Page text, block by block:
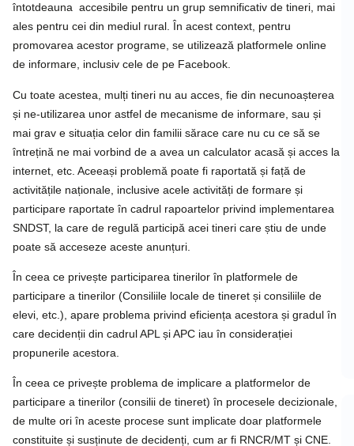
întotdeauna accesibile pentru un grup semnificativ de tineri, mai
ales pentru cei din mediul rural. În acest context, pentru
promovarea acestor programe, se utilizează platformele online
de informare, inclusiv cele de pe Facebook.
Cu toate acestea, mulți tineri nu au acces, fie din necunoașterea
și ne-utilizarea unor astfel de mecanisme de informare, sau și
mai grav e situația celor din familii sărace care nu cu ce să se
întrețină ne mai vorbind de a avea un calculator acasă și acces la
internet, etc. Aceeași problemă poate fi raportată și față de
activitățile naționale, inclusive acele activități de formare și
participare raportate în cadrul rapoartelor privind implementarea
SNDST, la care de regulă participă acei tineri care știu de unde
poate să acceseze aceste anunțuri.
În ceea ce privește participarea tinerilor în platformele de
participare a tinerilor (Consiliile locale de tineret și consiliile de
elevi, etc.), apare problema privind eficiența acestora și gradul în
care decidenții din cadrul APL și APC iau în considerației
propunerile acestora.
În ceea ce privește problema de implicare a platformelor de
participare a tinerilor (consilii de tineret) în procesele decizionale,
de multe ori în aceste procese sunt implicate doar platformele
constituite și susținute de decidenți, cum ar fi RNCR/MT și CNE.